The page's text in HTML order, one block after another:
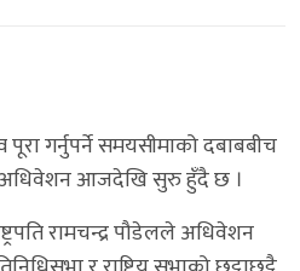
गर्नुपर्ने समयसीमाको दबाबबीच
आजदेखि सुरु हुँदै छ ।
रामचन्द्र पौडेलले अधिवेशन